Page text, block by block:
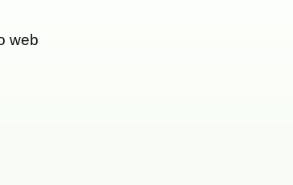
web